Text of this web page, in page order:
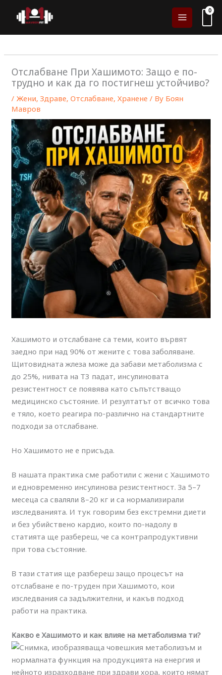
Отслабване При Хашимото: Защо е по-
трудно и как да го постигнеш устойчиво?
/ Жени,Здраве,Отслабване,Хранене / By Боян
Мавров
Хашимото и отслабване са теми, които вървят
заедно при над 90% от жените с това заболяване.
Щитовидната жлеза може да забави метаболизма с
до 25%, нивата на Т3 падат, инсулиновата
резистентност се появява като съпътстващо
медицинско състояние. И резултатът от всичко това
е тяло, което реагира по-различно на стандартните
подходи за отслабване.
Но Хашимото не е присъда.
В нашата практика сме работили с жени с Хашимото
и едновременно инсулинова резистентност. За 5–7
месеца са сваляли 8–20 кг и са нормализирали
изследванията. И тук говорим без екстремни диети
и без убийствено кардио, които по-надолу в
статията ще разбереш, че са контрапродуктивни
при това състояние.
В тази статия ще разбереш защо процесът на
отслабване е по-труден при Хашимото, кои
изследвания са задължителни, и какъв подход
работи на практика.
Какво е Хашимото и как влияе на метаболизма ти?